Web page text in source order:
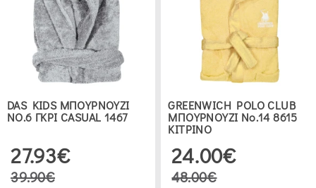
DAS KIDS ΜΠΟΥΡΝΟΥΖΙ
ΝΟ.6 ΓΚΡΙ CASUAL 1467
27.93€
39.90€
GREENWICH POLO CLUB
ΜΠΟΥΡΝΟΥΖΙ Νο.14 8615
ΚΙΤΡΙΝΟ
24.00€
48.00€
€0.00
ΔΕΙΤΕ 74 ΠΡΟΪΟΝΤΑ